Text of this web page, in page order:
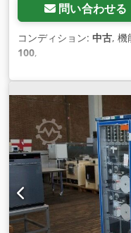
問い合わせる
コンディション: 中古, 機
100,